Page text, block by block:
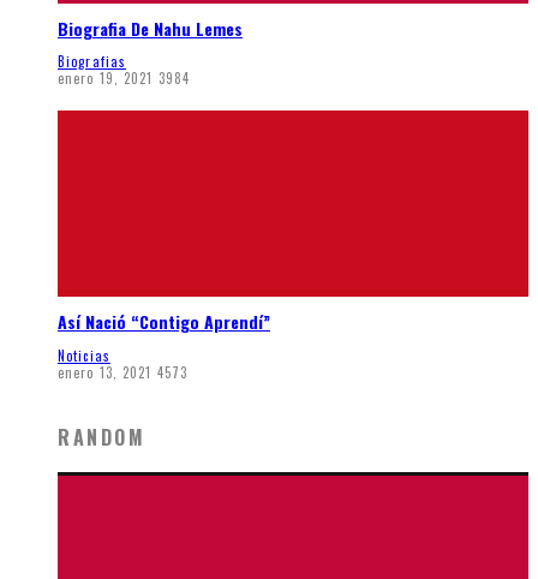
Biografia De Nahu Lemes
Biografias
enero 19, 2021 3984
Así Nació “Contigo Aprendí”
Noticias
enero 13, 2021 4573
RANDOM